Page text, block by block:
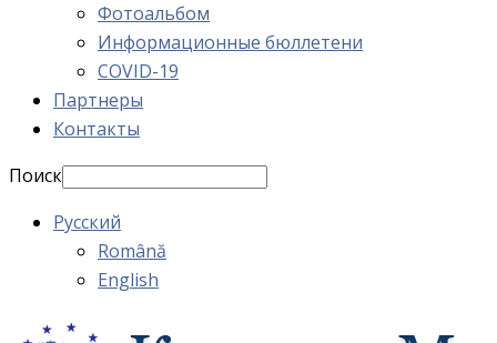
Фотоальбом
Информационные бюллетени
COVID-19
Партнеры
Контакты
Поиск
Русский
Română
English